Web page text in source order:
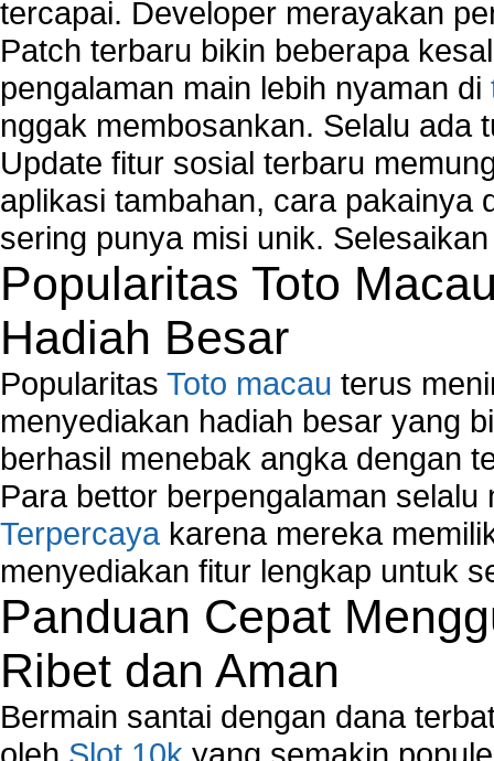
tercapai. Developer merayakan
Patch terbaru bikin beberapa
pengalaman main lebih nyaman di
nggak membosankan. Selalu ada
Update fitur sosial terbaru
aplikasi tambahan, cara pakainya
sering punya misi unik.
Popularitas Toto
Hadiah Besar
Popularitas Toto macau terus
menyediakan hadiah besar yang
berhasil menebak angka dengan
Para bettor berpengalaman
Terpercaya karena mereka
menyediakan fitur lengkap untuk
Panduan Cepat
Ribet dan Aman
Bermain santai dengan dana
oleh Slot 10k yang semakin